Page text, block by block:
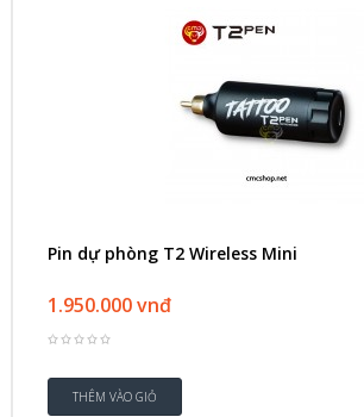
Pin dự phòng T2 Wireless Mini
1.950.000 vnđ